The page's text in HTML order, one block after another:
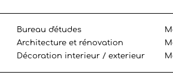
Bureau d'études
Architecture et rénovation
Décoration interieur / exterieur